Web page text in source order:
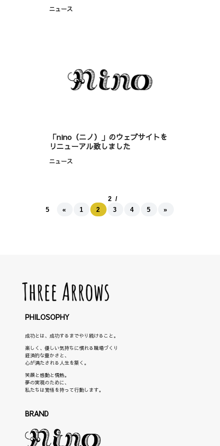
ニュース
「nino（ニノ）」のウェブサイトを
リニューアル致しました
ニュース
2 /
5
« 1 2 3 4 5 »
PHILOSOPHY
成功とは、成功するまでやり続けること。
楽しく、優しい気持ちに慣れる職場づくり
経済的な豊かさと、
心が満たされる人生を築く。
笑顔と感動と情熱。
夢の実現のために、
私たちは覚悟を持って行動します。
BRAND